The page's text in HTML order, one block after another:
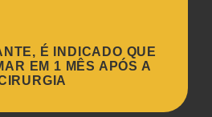
É INDICADO QUE
EM 1 MÊS APÓS A